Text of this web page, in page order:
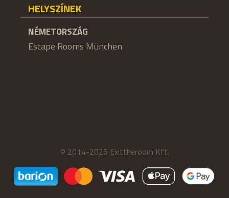
HELYSZÍNEK
NÉMETORSZÁG
Escape Rooms München
© 2014-2026 Exittheroom Kft.